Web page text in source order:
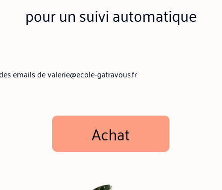
pour un suivi automatique
emails de valerie@ecole-gatravous.fr
Achat